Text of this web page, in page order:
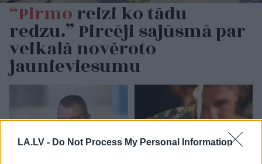
LA.LV - Do Not Process My Personal Information
“Pirmoreizi ko tādu
redzu.” Pircēji sajūsmā par
veikalā novēroto
jaunieviesumu